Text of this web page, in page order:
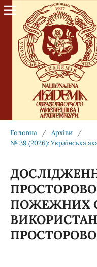
Головна / Архіви
/
№ 39 (2026): Українська
ПОЖЕЖНИХ